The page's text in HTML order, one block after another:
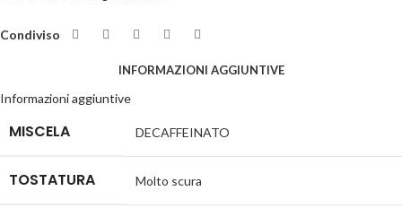
Condiviso
INFORMAZIONI AGGIUNTIVE
Informazioni aggiuntive
MISCELA DECAFFEINATO
TOSTATURA Molto scura